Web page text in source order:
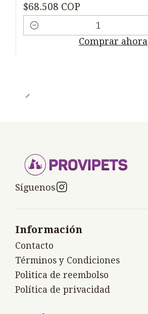
$68.508 COP
Cantidad
Comprar ahora
Síguenos
Información
Contacto
Términos y Condiciones
Politica de reembolso
Política de privacidad